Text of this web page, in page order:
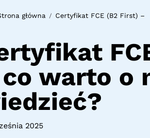
główna / Certyfikat FCE (B2 First) –
warto o
2025